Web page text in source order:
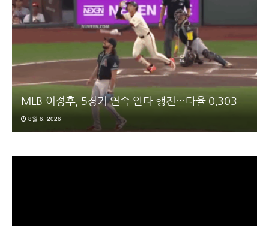
MLB 이정후, 5경기 연속 안타 행진…타율 0.303
8월 6, 2026